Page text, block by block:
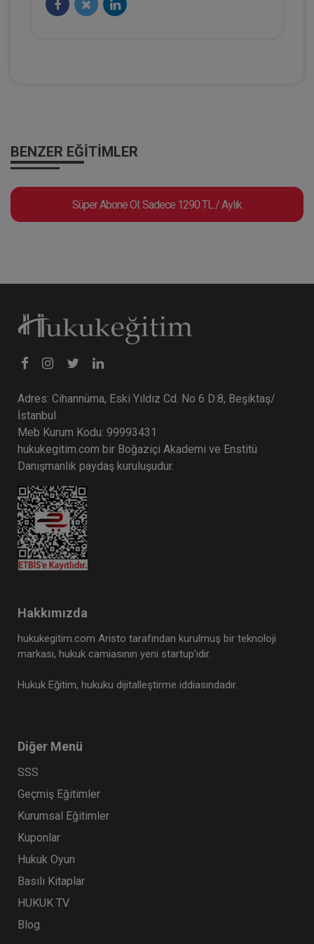
HMGS Rehberi 2025 | 1. Bölüm - Prof.
Dr. Şebnem AKİPEK ÖCAL
Eğitim Yapıldı Tekrar Talep Et
CJC: 2. Sezon 5. Nüsha: Yargıtay
Kararları Dergisi Ocak 2023 ve Şubat
2024 Medenî Hukuka İlişkin Kararlar
Eğitim Yapıldı
Hukuk TV
Hukuka İlişkin Kararlar
Hukuk TV
BENZER EĞITIMLER
Süper Abone Ol: Sadece 1290 TL / Aylık
Adres: Cihannüma, Eski Yıldız Cd. No 6 D:8, Beşiktaş/
İstanbul
Meb Kurum Kodu: 99993431
hukukegitim.com bir Boğaziçi Akademi ve Enstitü
Danışmanlık paydaş kuruluşudur.
Hakkımızda
hukukegitim.com Aristo tarafından kurulmuş bir teknoloji
markası, hukuk camiasının yeni startup’ıdır.
Hukuk Eğitim, hukuku dijitalleştirme iddiasındadır.
Diğer Menü
SSS
Geçmiş Eğitimler
Kurumsal Eğitimler
Kuponlar
Hukuk Oyun
Basılı Kitaplar
HUKUK TV
Blog